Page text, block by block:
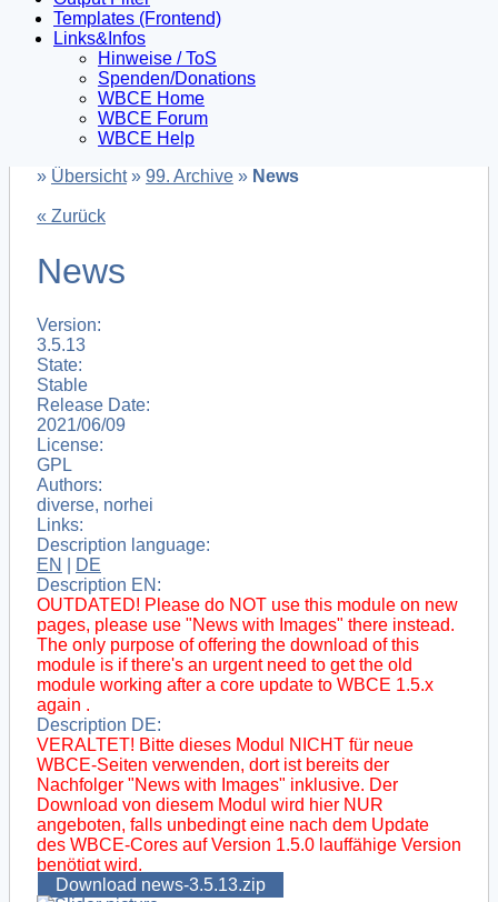
Templates (Frontend)
Links&Infos
Hinweise / ToS
Spenden/Donations
WBCE Home
WBCE Forum
WBCE Help
» Übersicht» 99. Archive» News
« Zurück
News
Version:
3.5.13
State:
Stable
Release Date:
2021/06/09
License:
GPL
Authors:
diverse, norhei
Links:
Description language:
EN
DE
Description EN:
OUTDATED! Please do NOT use this module on new
pages, please use "News with Images" there instead.
The only purpose of offering the download of this
module is if there's an urgent need to get the old
module working after a core update to WBCE 1.5.x
again .
Description DE:
VERALTET! Bitte dieses Modul NICHT für neue
WBCE-Seiten verwenden, dort ist bereits der
Nachfolger "News with Images" inklusive. Der
Download von diesem Modul wird hier NUR
angeboten, falls unbedingt eine nach dem Update
des WBCE-Cores auf Version 1.5.0 lauffähige Version
benötigt wird.
Download news-3.5.13.zip